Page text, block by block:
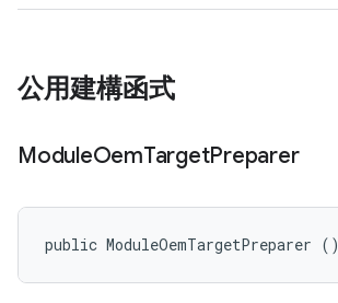
公用建構函式
ModuleOemTargetPreparer
public ModuleOemTargetPreparer ()